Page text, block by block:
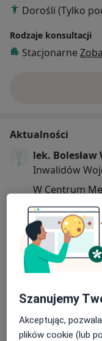
Dorośli (Tylko
Rodzaje konsultacji
Stacjonarne
Aktualności
lek. Bolesław
Inwalidów
W Centrum
Śląskich
Badanie
lub ogólnym
W trakcie
wycinki
Dowiedz się
Szanujemy
Akceptując,
plików cookie (lub